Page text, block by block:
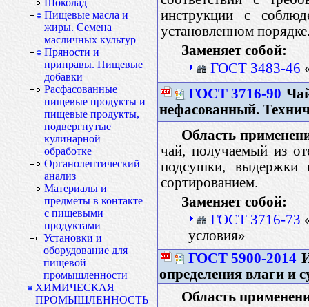
Шоколад
Пищевые масла и
жиры. Семена
масличных культур
Пряности и
приправы. Пищевые
добавки
Расфасованные
пищевые продукты и
пищевые продукты,
подвергнутые
кулинарной
обработке
Органолептический
анализ
Материалы и
предметы в контакте
с пищевыми
продуктами
Установки и
оборудование для
пищевой
промышленности
ХИМИЧЕСКАЯ
ПРОМЫШЛЕННОСТЬ
инструкции с
установленном
Заменяет собой:
ГОСТ 3483-46
ГОСТ 3716-90
нефасованный.
Область
чай, получаемый из
подсушки, выдержки
сортированием.
Заменяет собой:
ГОСТ 3716-73
условия»
ГОСТ 5900-2014
определения влаги и
Область